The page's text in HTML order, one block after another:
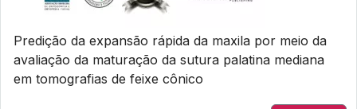
Predição da expansão rápida da maxila por meio da
avaliação da maturação da sutura palatina mediana
em tomografias de feixe cônico